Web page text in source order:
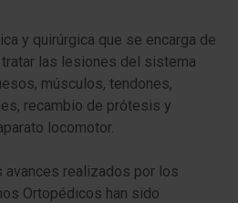
y quirúrgica que se encarga de
las lesiones del sistema
músculos, tendones,
recambio de prótesis y
locomotor.
avances realizados por los
Ortopédicos han sido